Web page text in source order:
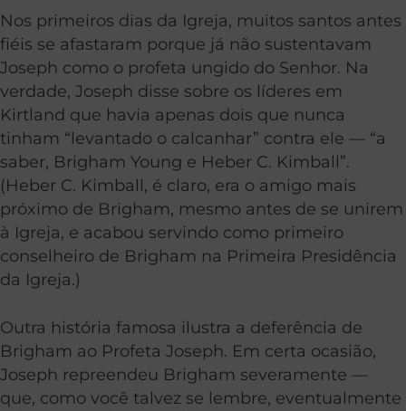
Nos primeiros dias da Igreja, muitos santos antes
fiéis se afastaram porque já não sustentavam
Joseph como o profeta ungido do Senhor. Na
verdade, Joseph disse sobre os líderes em
Kirtland que havia apenas dois que nunca
tinham “levantado o calcanhar” contra ele — “a
saber, Brigham Young e Heber C. Kimball”.
(Heber C. Kimball, é claro, era o amigo mais
próximo de Brigham, mesmo antes de se unirem
à Igreja, e acabou servindo como primeiro
conselheiro de Brigham na Primeira Presidência
da Igreja.)
Outra história famosa ilustra a deferência de
Brigham ao Profeta Joseph. Em certa ocasião,
Joseph repreendeu Brigham severamente —
que, como você talvez se lembre, eventualmente